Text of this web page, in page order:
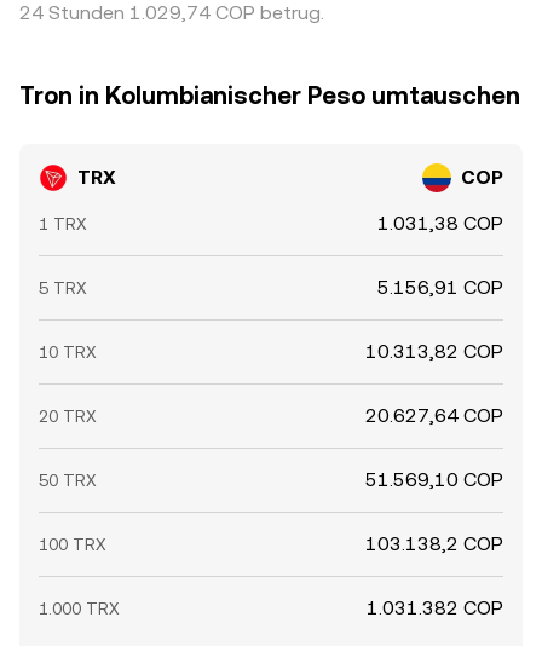
24 Stunden 1.029,74 COP betrug.
Tron in Kolumbianischer Peso umtauschen
TRX COP
1 TRX 1.031,38 COP
5 TRX 5.156,91 COP
10 TRX 10.313,82 COP
20 TRX 20.627,64 COP
50 TRX 51.569,10 COP
100 TRX 103.138,2 COP
1.000 TRX 1.031.382 COP